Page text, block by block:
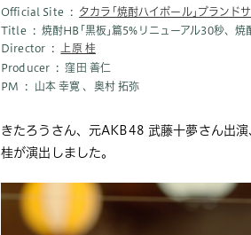
Official Site
タカラ｢焼酎ハイボール｣ブランド
Title
焼酎HB｢黒板｣篇5%リニューアル30秒、
Director
上原 桂
Producer
窪田 善仁
PM
山本 幸寛 、奥村 拓弥
きたろうさん、元AKB48 武藤十夢さん出
桂が演出しました。